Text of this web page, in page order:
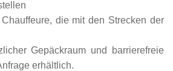
die mit den Strecken der
Gepäckraum und barrierefreie
erhältlich.